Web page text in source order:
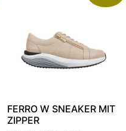
FERRO W SNEAKER MIT
ZIPPER